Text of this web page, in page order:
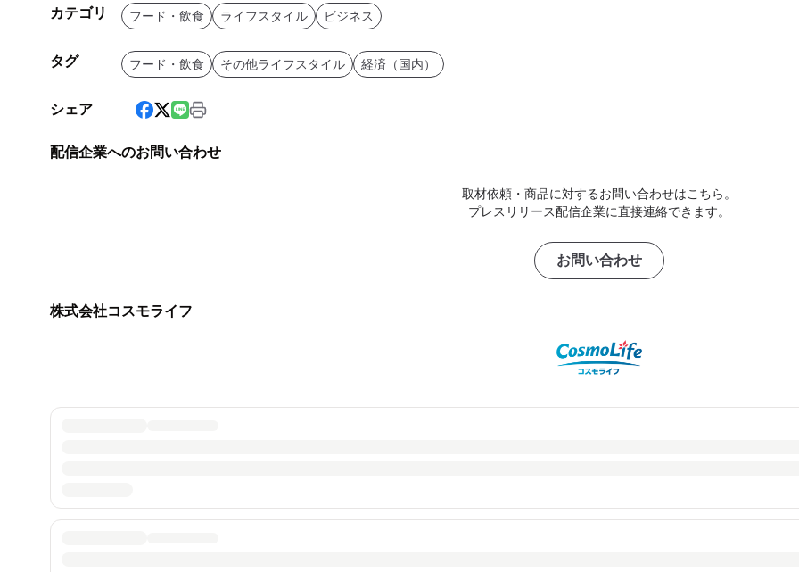
カテゴリ フード・飲食 ライフスタイル ビジネス
タグ フード・飲食 その他ライフスタイル 経済（国内）
シェア
配信企業へのお問い合わせ
取材依頼・商品に対するお問い合わせはこちら。
プレスリリース配信企業に直接連絡できます。
お問い合わせ
株式会社コスモライフ